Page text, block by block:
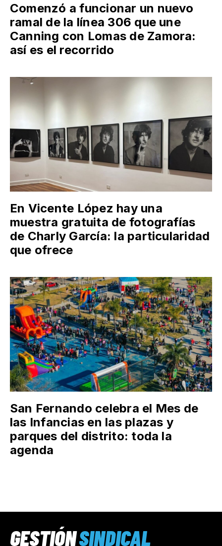
Comenzó a funcionar un nuevo
ramal de la línea 306 que une
Canning con Lomas de Zamora:
así es el recorrido
En Vicente López hay una
muestra gratuita de fotografías
de Charly García: la particularidad
que ofrece
San Fernando celebra el Mes de
las Infancias en las plazas y
parques del distrito: toda la
agenda
GESTIÓNSINDICAL